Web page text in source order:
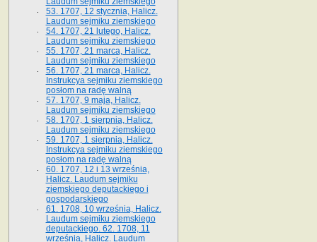
53. 1707, 12 stycznia, Halicz.
Laudum sejmiku ziemskiego
54. 1707, 21 lutego, Halicz.
Laudum sejmiku ziemskiego
55. 1707, 21 marca, Halicz.
Laudum sejmiku ziemskiego
56. 1707, 21 marca, Halicz.
Instrukcya sejmiku ziemskiego
posłom na radę walną
57. 1707, 9 maja, Halicz.
Laudum sejmiku ziemskiego
58. 1707, 1 sierpnia, Halicz.
Laudum sejmiku ziemskiego
59. 1707, 1 sierpnia, Halicz.
Instrukcya sejmiku ziemskiego
posłom na radę walną
60. 1707, 12 i 13 września,
Halicz. Laudum sejmiku
ziemskiego deputackiego i
gospodarskiego
61. 1708, 10 września, Halicz.
Laudum sejmiku ziemskiego
deputackiego. 62. 1708, 11
września, Halicz. Laudum